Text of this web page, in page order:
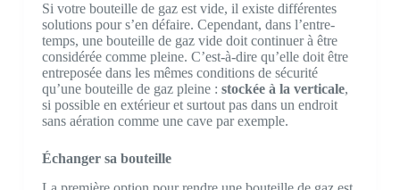
Si votre bouteille de gaz est vide, il existe différentes
solutions pour s’en défaire. Cependant, dans l’entre-
temps, une bouteille de gaz vide doit continuer à être
considérée comme pleine. C’est-à-dire qu’elle doit être
entreposée dans les mêmes conditions de sécurité
qu’une bouteille de gaz pleine : stockée à la verticale,
si possible en extérieur et surtout pas dans un endroit
sans aération comme une cave par exemple.
Échanger sa bouteille